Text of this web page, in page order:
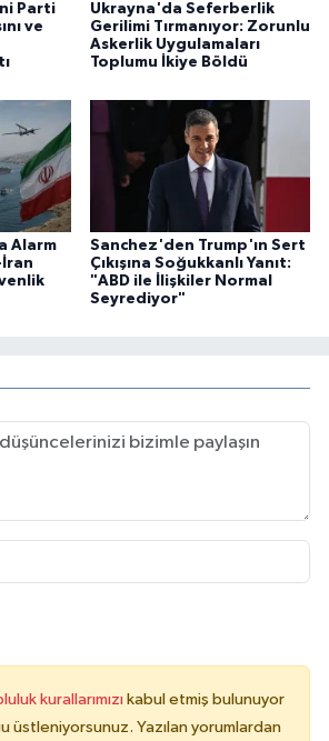
Parti
ve
Ukrayna'da Seferberlik
Gerilimi Tırmanıyor: Zorunlu
Askerlik Uygulamaları
Toplumu İkiye Böldü
Alarm
İran
Sanchez'den Trump'ın Sert
Çıkışına Soğukkanlı Yanıt:
"ABD ile İlişkiler Normal
Seyrediyor"
kurallarımızı kabul etmiş bulunuyor
üstleniyorsunuz. Yazılan yorumlardan